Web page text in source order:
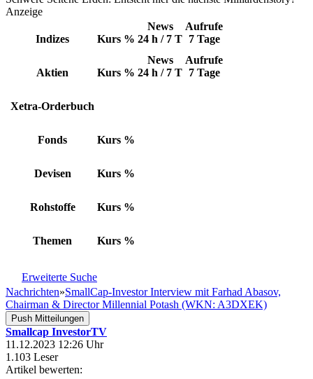
Anzeige
Indizes Kurs %
News
24 h / 7 T
Aufrufe
7 Tage
Aktien Kurs %
News
24 h / 7 T
Aufrufe
7 Tage
Xetra-Orderbuch
Fonds Kurs %
Devisen Kurs %
Rohstoffe Kurs %
Themen Kurs %
Erweiterte Suche
Nachrichten»SmallCap-Investor Interview mit Farhad Abasov,
Chairman & Director Millennial Potash (WKN: A3DXEK)
Push Mitteilungen
Smallcap InvestorTV
11.12.2023 12:26 Uhr
1.103 Leser
Artikel bewerten: